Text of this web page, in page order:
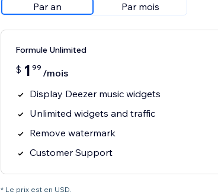
Par an Par mois
Formule Unlimited
$ 1 99 /mois
Display Deezer music widgets
Unlimited widgets and traffic
Remove watermark
Customer Support
* Le prix est en USD.